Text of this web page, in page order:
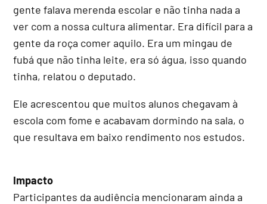
gente falava merenda escolar e não tinha nada a
ver com a nossa cultura alimentar. Era difícil para a
gente da roça comer aquilo. Era um mingau de
fubá que não tinha leite, era só água, isso quando
tinha, relatou o deputado.
Ele acrescentou que muitos alunos chegavam à
escola com fome e acabavam dormindo na sala, o
que resultava em baixo rendimento nos estudos.
Impacto
Participantes da audiência mencionaram ainda a